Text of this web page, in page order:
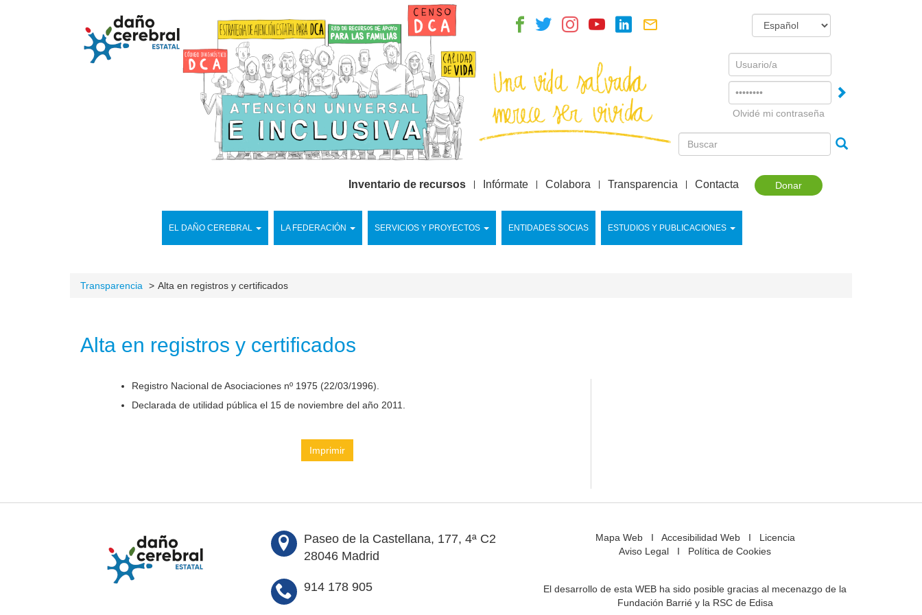
Username
Olvidé mi contraseña
Donar
EL DAÑO CEREBRAL LA FEDERACIÓN SERVICIOS Y PROYECTOS ENTIDADES SOCIAS ESTUDIOS Y PUBLICACIONES
Inventario de recursos Infórmate Colabora Transparencia Contacta
Transparencia Alta en registros y certificados
Alta en registros y certificados
Registro Nacional de Asociaciones nº 1975 (22/03/1996).
Declarada de utilidad pública el 15 de noviembre del año 2011.
Imprimir
Paseo de la Castellana, 177, 4ª C2
28046 Madrid
914 178 905
Mapa WebI Accesibilidad WebI Licencia
Aviso Legal I Política de Cookies
El desarrollo de esta WEB ha sido posible gracias al mecenazgo de la
Fundación Barrié y la RSC de Edisa